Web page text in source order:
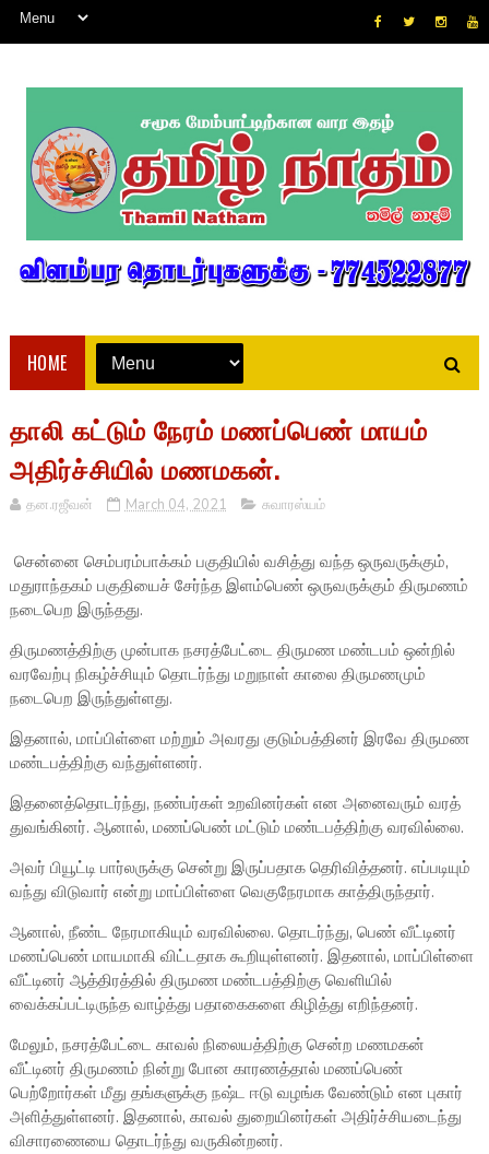
HOME
தாலி கட்டும் நேரம் மணப்பெண் மாயம்
அதிர்ச்சியில் மணமகன்.
தன.ரஜீவன் March 04, 2021 சுவாரஸ்யம்
சென்னை செம்பரம்பாக்கம் பகுதியில் வசித்து வந்த ஒருவருக்கும்,
மதுராந்தகம் பகுதியைச் சேர்ந்த இளம்பெண் ஒருவருக்கும் திருமணம்
நடைபெற இருந்தது.
திருமணத்திற்கு முன்பாக நசரத்பேட்டை திருமண மண்டபம் ஒன்றில்
வரவேற்பு நிகழ்ச்சியும் தொடர்ந்து மறுநாள் காலை திருமணமும்
நடைபெற இருந்துள்ளது.
இதனால், மாப்பிள்ளை மற்றும் அவரது குடும்பத்தினர் இரவே திருமண
மண்டபத்திற்கு வந்துள்ளனர்.
இதனைத்தொடர்ந்து, நண்பர்கள் உறவினர்கள் என அனைவரும் வரத்
துவங்கினர். ஆனால், மணப்பெண் மட்டும் மண்டபத்திற்கு வரவில்லை.
அவர் பியூட்டி பார்லருக்கு சென்று இருப்பதாக தெரிவித்தனர். எப்படியும்
வந்து விடுவார் என்று மாப்பிள்ளை வெகுநேரமாக காத்திருந்தார்.
ஆனால், நீண்ட நேரமாகியும் வரவில்லை. தொடர்ந்து, பெண் வீட்டினர்
மணப்பெண் மாயமாகி விட்டதாக கூறியுள்ளனர். இதனால், மாப்பிள்ளை
வீட்டினர் ஆத்திரத்தில் திருமண மண்டபத்திற்கு வெளியில்
வைக்கப்பட்டிருந்த வாழ்த்து பதாகைகளை கிழித்து எறிந்தனர்.
மேலும், நசரத்பேட்டை காவல் நிலையத்திற்கு சென்ற மணமகன்
வீட்டினர் திருமணம் நின்று போன காரணத்தால் மணப்பெண்
பெற்றோர்கள் மீது தங்களுக்கு நஷ்ட ஈடு வழங்க வேண்டும் என புகார்
அளித்துள்ளனர். இதனால், காவல் துறையினர்கள் அதிர்ச்சியடைந்து
விசாரணையை தொடர்ந்து வருகின்றனர்.